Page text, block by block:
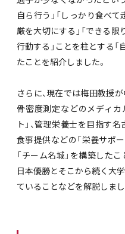
自ら行う」「しっかり食べ
厳を大切にする」「できる
行動する」ことを柱とする
たことを紹介しました。
さらに、現在では梅田教授
骨密度測定などのメディカ
ト」、管理栄養士を目指す
食事提供などの「栄養サポ
「チーム名城」を構築した
日本優勝とそこから続く大
ていることなどを解説しまし